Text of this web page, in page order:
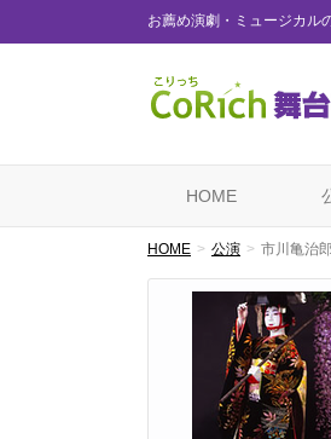
お薦め演劇・ミュージカル
HOME
HOME 公演 市川亀治